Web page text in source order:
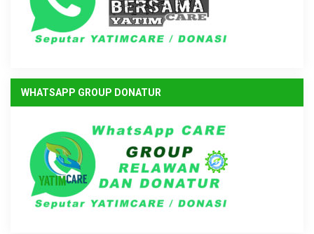
WHATSAPP GROUP DONATUR